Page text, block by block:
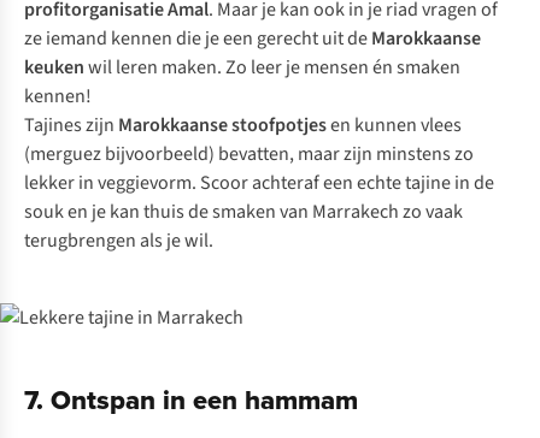
profitorganisatie Amal. Maar je kan ook in je riad vragen of
ze iemand kennen die je een gerecht uit deMarokkaanse
keukenwil leren maken. Zo leer je mensen én smaken
kennen!
Tajines zijn Marokkaanse stoofpotjesen kunnen vlees
(merguez bijvoorbeeld) bevatten, maar zijn minstens zo
lekker in veggievorm. Scoor achteraf een echte tajine in de
souk en je kan thuis de smaken van Marrakech zo vaak
terugbrengen als je wil.
7. Ontspan in een hammam